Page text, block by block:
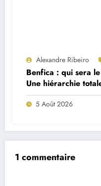
Alexandre Ribeiro
Benfica : qui sera
Une hiérarchie
deux départs
5 Août 2026
1 commentaire